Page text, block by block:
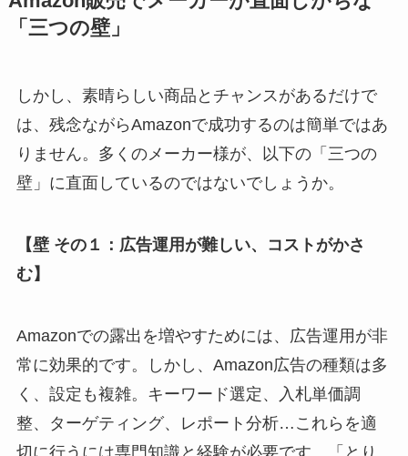
「三つの壁」
しかし、素晴らしい商品とチャンスがあるだけで
は、残念ながらAmazonで成功するのは簡単ではあ
りません。多くのメーカー様が、以下の「三つの
壁」に直面しているのではないでしょうか。
【壁 その１：広告運用が難しい、コストがかさ
む】
Amazonでの露出を増やすためには、広告運用が非
常に効果的です。しかし、Amazon広告の種類は多
く、設定も複雑。キーワード選定、入札単価調
整、ターゲティング、レポート分析…これらを適